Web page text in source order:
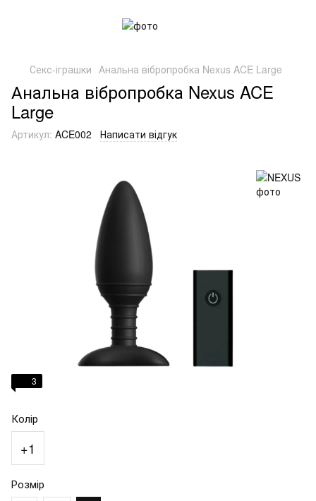
Секс-іграшки Анальна вібропробка Nexus ACE Large
Анальна вібропробка Nexus ACE
Large
Артикул: ACE002 Написати відгук
3
Колір
+1
Розмір